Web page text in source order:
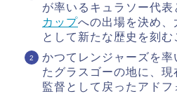
が率いるキュラソー代表
カップへの出場を決め、
として新たな歴史を刻む
かつてレンジャーズを
たグラスゴーの地に、
監督として戻ったアド